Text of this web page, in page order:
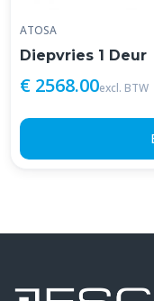
ATOSA
Diepvries 1 Deur
€ 2568.00excl. BTW